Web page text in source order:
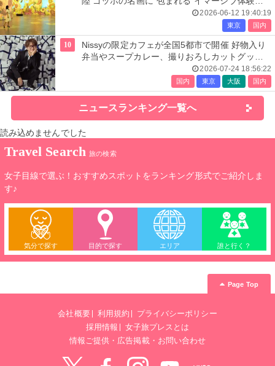
レーヴ・デ・リュミエール＞
2026-06-12 19:40:19
東京 国内
10
Nissyの限定カフェが全国5都市で開催 好物入り
弁当やスープカレー、撮りおろしカットグッズ
2026-07-24 18:56:22
国内 東京 大阪 国内
ニュースランキング一覧へ
読み込めませんでした
Travel Search 旅の検索
女子目線で選ぶ！おすすめスポットをランキング形式でご紹介しま
す♪
気分で探す 目的で探す エリア 誰と行く？
Page Top
会社概要 利用規約
プライバシーポリシー
採用情報
女子旅プレスとは
情報ご提供・広告掲載・お問い合わせ